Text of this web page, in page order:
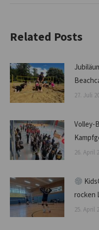
Related Posts
27. Juli
Volley-
26. April
rocken
25. April